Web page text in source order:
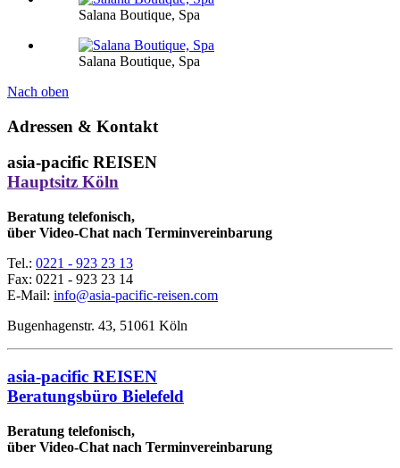
Salana Boutique, Spa
Salana Boutique, Spa
Nach oben
Adressen & Kontakt
asia-pacific REISEN
Hauptsitz Köln
Beratung telefonisch,
über Video-Chat nach Terminvereinbarung
Tel.: 0221 - 923 23 13
Fax: 0221 - 923 23 14
E-Mail: info@asia-pacific-reisen.com
Bugenhagenstr. 43, 51061 Köln
asia-pacific REISEN
Beratungsbüro Bielefeld
Beratung telefonisch,
über Video-Chat nach Terminvereinbarung